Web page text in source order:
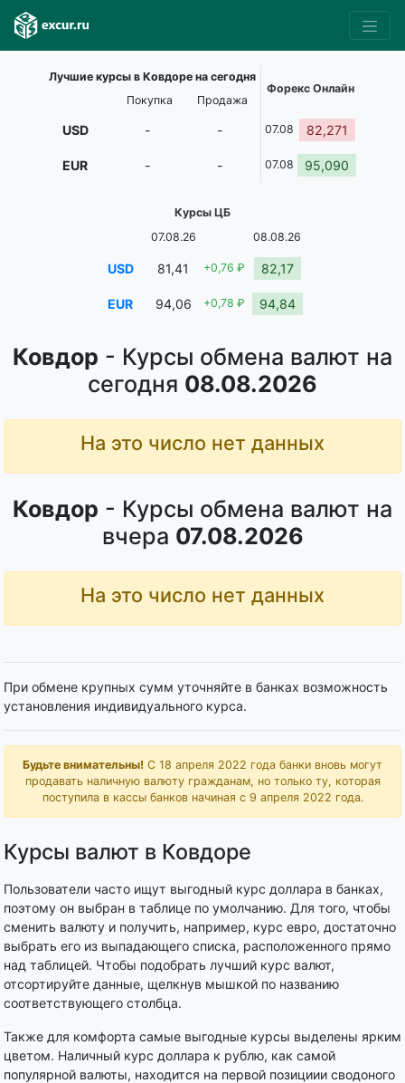
Ковдор - Курсы обмена валют на
сегодня 08.08.2026
На это число нет данных
Ковдор - Курсы обмена валют на
вчера 07.08.2026
На это число нет данных
При обмене крупных сумм уточняйте в банках возможность
установления индивидуального курса.
Будьте внимательны! С 18 апреля 2022 года банки вновь могут
продавать наличную валюту гражданам, но только ту, которая
поступила в кассы банков начиная с 9 апреля 2022 года.
Курсы валют в Ковдоре
Пользователи часто ищут выгодный курс доллара в банках,
поэтому он выбран в таблице по умолчанию. Для того, чтобы
сменить валюту и получить, например, курс евро, достаточно
выбрать его из выпадающего списка, расположенного прямо
над таблицей. Чтобы подобрать лучший курс валют,
отсортируйте данные, щелкнув мышкой по названию
соответствующего столбца.
Также для комфорта самые выгодные курсы выделены ярким
цветом. Наличный курс доллара к рублю, как самой
популярной валюты, находится на первой позициии сводоного
Лучшие курсы в Ковдоре на сегодня
Форекс Онлайн
Покупка
Продажа
USD - - 07.08 82,271
EUR - - 07.08 95,090
Курсы ЦБ
07.08.26
08.08.26
USD 81,41 +0,76 ₽ 82,17
EUR 94,06 +0,78 ₽ 94,84